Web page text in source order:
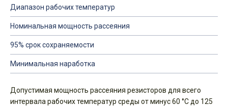
Диапазон рабочих температур
Номинальная мощность рассеяния
95% срок сохраняемости
Минимальная наработка
Допустимая мощность рассеяния резисторов для всего
интервала рабочих температур среды от минус 60 °С до 125